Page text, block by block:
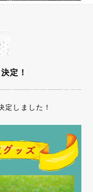
定！
定しました！